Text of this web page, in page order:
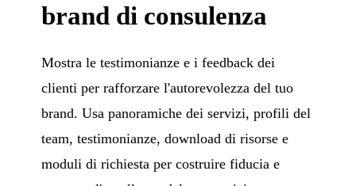
brand di consulenza
Mostra le testimonianze e i feedback dei
clienti per rafforzare l'autorevolezza del tuo
brand. Usa panoramiche dei servizi, profili del
team, testimonianze, download di risorse e
moduli di richiesta per costruire fiducia e